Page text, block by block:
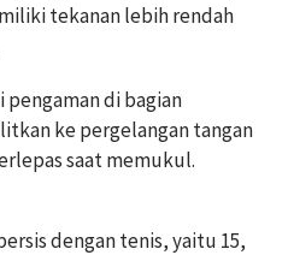
tekanan lebih rendah
di bagian
ke pergelangan tangan
saat memukul.
dengan tenis, yaitu 15,